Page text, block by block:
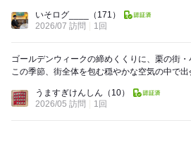
いそログ____
（171）
2026/07 訪問
1回
ゴールデンウィークの締めくくりに、栗の街・小布施へ。
この季節、街全体を包む穏やかな空気の中で
うますぎけんしん （10）
2026/05 訪問
1回